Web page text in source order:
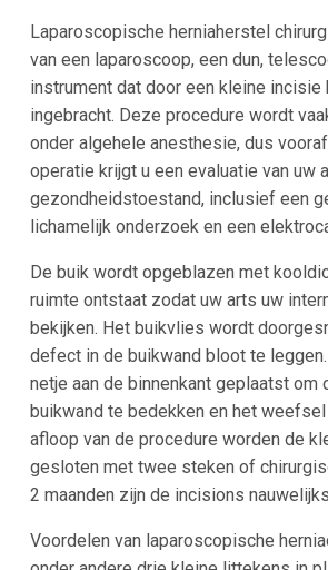
Laparoscopische herniaherstel
van een laparoscoop, een dun,
instrument dat door een kleine incisie
ingebracht. Deze procedure wordt
onder algehele anesthesie, dus
operatie krijgt u een evaluatie van uw
gezondheidstoestand, inclusief een
lichamelijk onderzoek en een
De buik wordt opgeblazen met
ruimte ontstaat zodat uw arts uw
bekijken. Het buikvlies wordt
defect in de buikwand bloot te
netje aan de binnenkant geplaatst om
buikwand te bedekken en het
afloop van de procedure worden de
gesloten met twee steken of
2 maanden zijn de incisions
Voordelen van laparoscopische